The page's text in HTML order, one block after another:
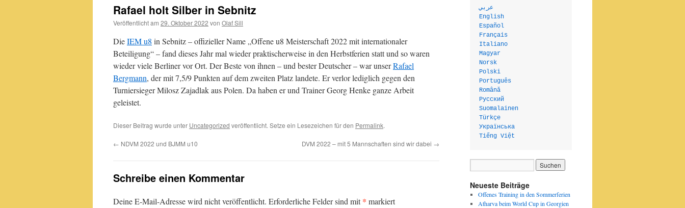
Rafael holt Silber in Sebnitz
Veröffentlicht am 29. Oktober 2022 von Olaf Sill
DieIEM u8 in Sebnitz – offizieller Name „Offene u8 Meisterschaft 2022 mit internationaler
Beteiligung“ – fand dieses Jahr mal wieder praktischerweise in den Herbstferien statt und so waren
wieder viele Berliner vor Ort. Der Beste von ihnen – und bester Deutscher – war unserRafael
Bergmann, der mit 7,5/9 Punkten auf dem zweiten Platz landete. Er verlor lediglich gegen den
Turniersieger Milosz Zajadlak aus Polen. Da haben er und Trainer Georg Henke ganze Arbeit
geleistet.
Dieser Beitrag wurde unter Uncategorized veröffentlicht. Setze ein Lesezeichen für den Permalink.
← NDVM 2022 und BJMM u10 DVM 2022 – mit 5 Mannschaften sind wir dabei →
Schreibe einen Kommentar
Deine E-Mail-Adresse wird nicht veröffentlicht. Erforderliche Felder sind mit* markiert
عربي
English
Español
Français
Italiano
Magyar
Norsk
Polski
Português
Română
Русский
Suomalainen
Türkçe
Українська
Tiếng Việt
Neueste Beiträge
Offenes Training in den Sommerferien
Atharva beim World Cup in Georgien